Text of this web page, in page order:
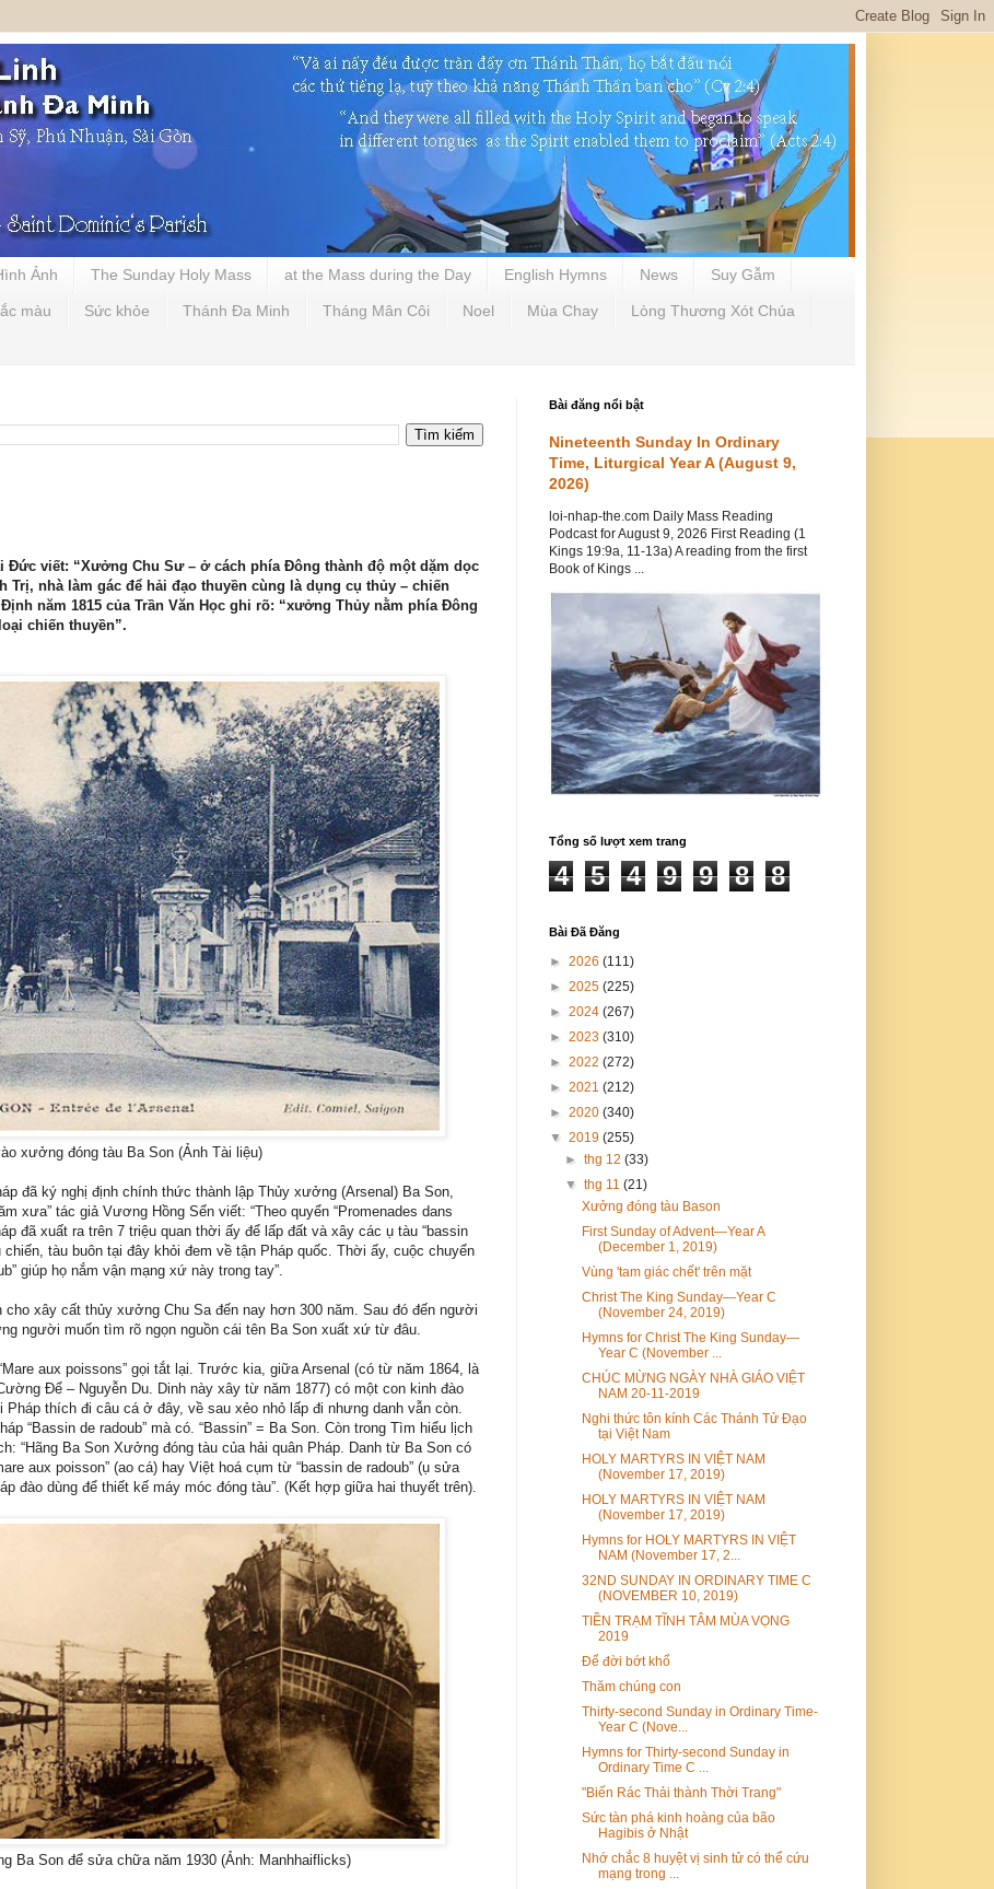
Ảnh The Sunday Holy Mass at the Mass during the Day English Hymns News Suy Gẫm
màu Sức khỏe Thánh Đa Minh Tháng Mân Côi Noel Mùa Chay Lòng Thương Xót Chúa
Đức viết: “Xưởng Chu Sư – ở cách phía Đông thành độ một dặm dọc
Trị, nhà làm gác để hải đạo thuyền cùng là dụng cụ thủy – chiến
năm 1815 của Trần Văn Học ghi rõ: “xưởng Thủy nằm phía Đông
chiến thuyền”.
xưởng đóng tàu Ba Son (Ảnh Tài liệu)
đã ký nghị định chính thức thành lập Thủy xưởng (Arsenal) Ba Son,
xưa” tác giả Vương Hồng Sển viết: “Theo quyển “Promenades dans
đã xuất ra trên 7 triệu quan thời ấy để lấp đất và xây các ụ tàu “bassin
tàu buôn tại đây khỏi đem về tận Pháp quốc. Thời ấy, cuộc chuyển
giúp họ nắm vận mạng xứ này trong tay”.
xây cất thủy xưởng Chu Sa đến nay hơn 300 năm. Sau đó đến người
người muốn tìm rõ ngọn nguồn cái tên Ba Son xuất xứ từ đâu.
aux poissons” gọi tắt lại. Trước kia, giữa Arsenal (có từ năm 1864, là
Ðể – Nguyễn Du. Dinh này xây từ năm 1877) có một con kinh đào
thích đi câu cá ở đây, về sau xẻo nhỏ lấp đi nhưng danh vẫn còn.
“Bassin de radoub” mà có. “Bassin” = Ba Son. Còn trong Tìm hiểu lịch
“Hãng Ba Son Xưởng đóng tàu của hải quân Pháp. Danh từ Ba Son có
aux poisson” (ao cá) hay Việt hoá cụm từ “bassin de radoub” (ụ sửa
đào dùng để thiết kế máy móc đóng tàu”. (Kết hợp giữa hai thuyết trên).
Ba Son để sửa chữa năm 1930 (Ảnh: Manhhaiflicks)
Bài đăng nổi bật
Nineteenth Sunday In Ordinary
Time, Liturgical Year A (August 9,
2026)
loi-nhap-the.com Daily Mass Reading
Podcast for August 9, 2026 First Reading (1
Kings 19:9a, 11-13a) A reading from the first
Book of Kings ...
Tổng số lượt xem trang
4 5 4 9 9 8 8
Bài Đã Đăng
► 2026 (111)
► 2025 (225)
► 2024 (267)
► 2023 (310)
► 2022 (272)
► 2021 (212)
► 2020 (340)
▼ 2019 (255)
►thg 12(33)
▼thg 11(21)
Xưởng đóng tàu Bason
First Sunday of Advent—Year A
(December 1, 2019)
Vùng 'tam giác chết' trên mặt
Christ The King Sunday—Year C
(November 24, 2019)
Hymns for Christ The King Sunday—
Year C (November ...
CHÚC MỪNG NGÀY NHÀ GIÁO VIỆT
NAM 20-11-2019
Nghi thức tôn kính Các Thánh Tử Đạo
tại Việt Nam
HOLY MARTYRS IN VIỆT NAM
(November 17, 2019)
HOLY MARTYRS IN VIỆT NAM
(November 17, 2019)
Hymns for HOLY MARTYRS IN VIỆT
NAM (November 17, 2...
32ND SUNDAY IN ORDINARY TIME C
(NOVEMBER 10, 2019)
TIỀN TRẠM TĨNH TÂM MÙA VỌNG
2019
Để đời bớt khổ
Thăm chúng con
Thirty-second Sunday in Ordinary Time-
Year C (Nove...
Hymns for Thirty-second Sunday in
Ordinary Time C ...
"Biến Rác Thải thành Thời Trang"
Sức tàn phá kinh hoàng của bão
Hagibis ở Nhật
Nhớ chắc 8 huyệt vị sinh tử có thể cứu
mạng trong ...